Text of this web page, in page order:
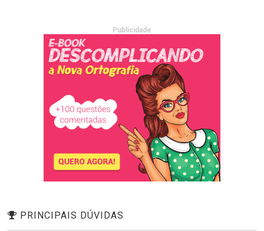
Publicidade
PRINCIPAIS DÚVIDAS